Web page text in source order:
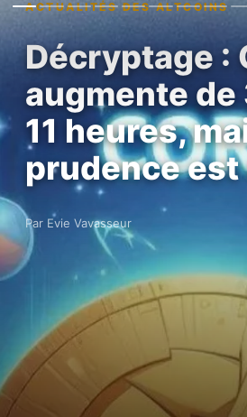
ACTUALITÉS DES ALTCOINS
Décryptage :
augmente de
11 heures,
prudence est
Par Evie Vavasseur